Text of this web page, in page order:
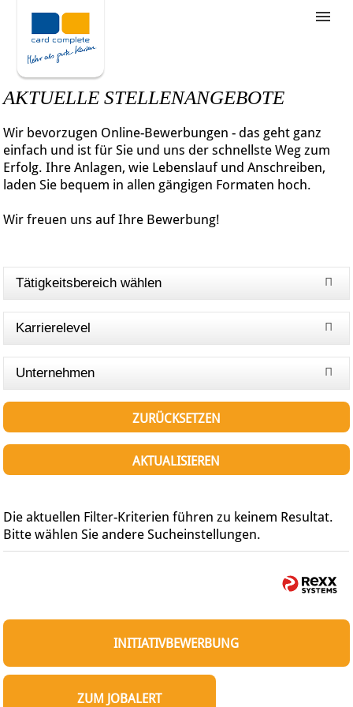
Stellenangebote
Unternehmensziele
Wie bewerbe ich mich
AKTUELLE STELLENANGEBOTE
Wir bevorzugen Online-Bewerbungen - das geht ganz
einfach und ist für Sie und uns der schnellste Weg zum
Erfolg. Ihre Anlagen, wie Lebenslauf und Anschreiben,
laden Sie bequem in allen gängigen Formaten hoch.
Wir freuen uns auf Ihre Bewerbung!
Tätigkeitsbereich wählen
Karrierelevel
Unternehmen
ZURÜCKSETZEN
AKTUALISIEREN
Die aktuellen Filter-Kriterien führen zu keinem Resultat.
Bitte wählen Sie andere Sucheinstellungen.
INITIATIVBEWERBUNG
ZUM JOBALERT